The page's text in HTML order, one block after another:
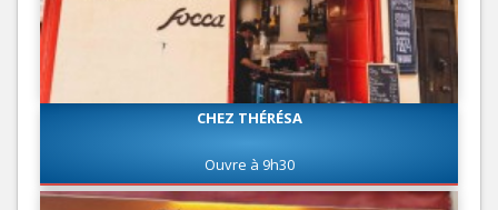
CHEZ THÉRÉSA
Ouvre à 9h30